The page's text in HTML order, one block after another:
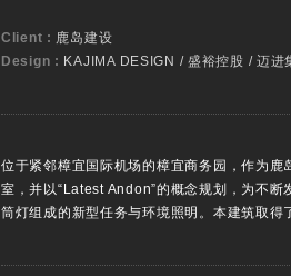
Client : 鹿岛建设
Design : KAJIMA DESIGN / 盛裕控股 / 迈
位于紧邻樟宜国际机场的樟宜商务园，作为
室，并以“Latest Andon”的概念规划，为不
筒灯组成的新型任务与环境照明。本建筑取